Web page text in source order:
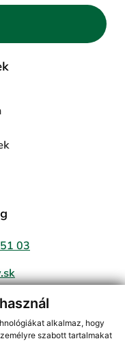
alkalmaz, hogy
szabott tartalmakat
03
az RSS funkcióval,